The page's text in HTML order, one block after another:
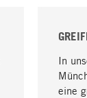
In
eine